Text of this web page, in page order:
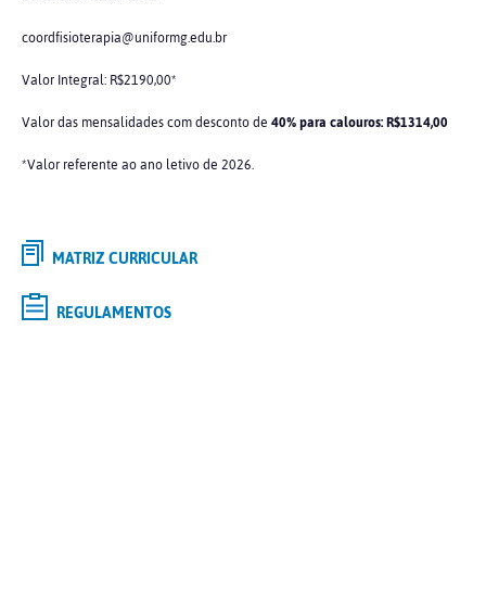
coordfisioterapia@uniformg.edu.br
Valor Integral: R$2190,00*
Valor das mensalidades com desconto de40% para calouros: R$1314,00
*Valor referente ao ano letivo de 2026.
MATRIZ CURRICULAR
REGULAMENTOS